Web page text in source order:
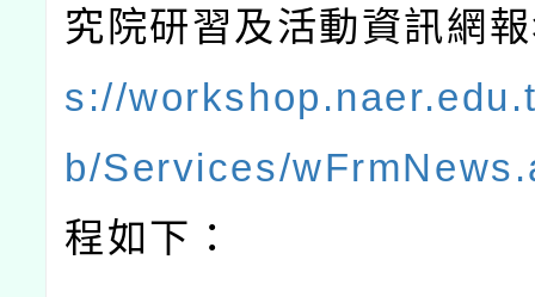
究院研習及活動資訊網
s://
b/Services/
程如下：